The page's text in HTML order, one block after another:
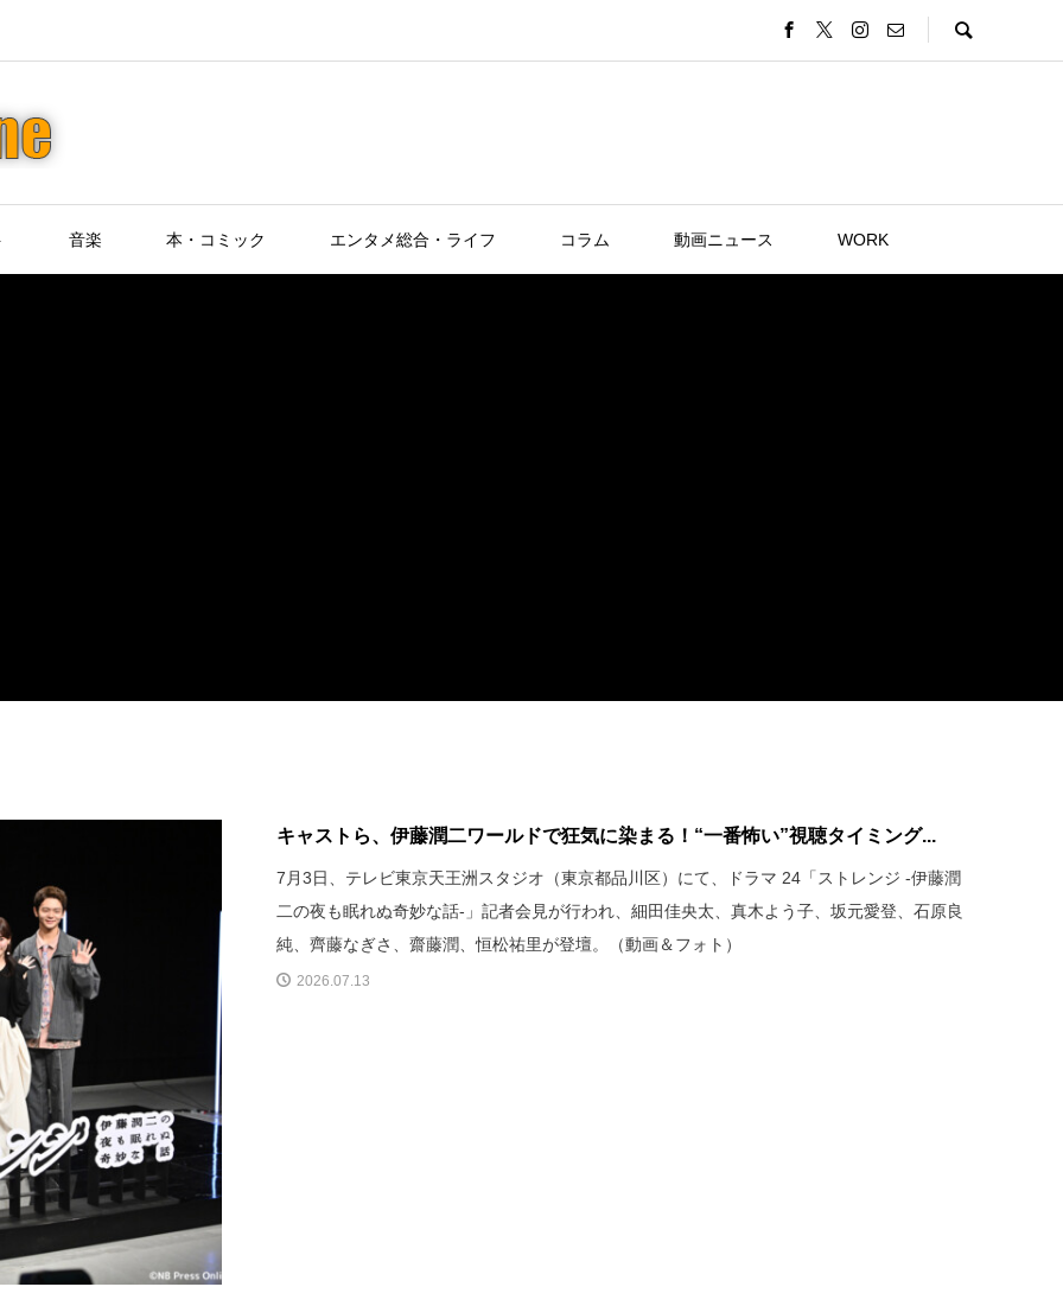
音楽 本・コミック エンタメ総合・ライフ コラム 動画ニュース WORK
キャストら、伊藤潤二ワールドで狂気に染まる！“一番怖い”視聴タイミング...
7月3日、テレビ東京天王洲スタジオ（東京都品川区）にて、ドラマ 24「ストレンジ -伊藤潤
二の夜も眠れぬ奇妙な話-」記者会見が行われ、細田佳央太、真木よう子、坂元愛登、石原良
純、齊藤なぎさ、齋藤潤、恒松祐里が登壇。（動画＆フォト）
2026.07.13